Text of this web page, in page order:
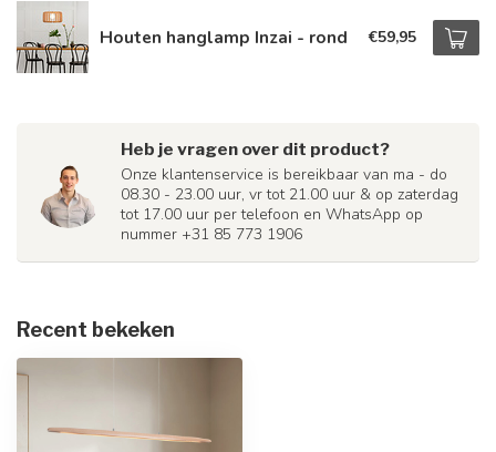
Houten hanglamp Inzai - rond €59,95
Heb je vragen over dit product?
Onze klantenservice is bereikbaar van ma - do
08.30 - 23.00 uur, vr tot 21.00 uur & op zaterdag
tot 17.00 uur per telefoon en WhatsApp op
nummer +31 85 773 1906
Recent bekeken